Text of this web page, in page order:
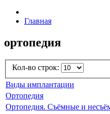
Главная
ортопедия
Кол-во строк:
Виды имплантации
Ортопедия
Ортопедия. Съёмные и